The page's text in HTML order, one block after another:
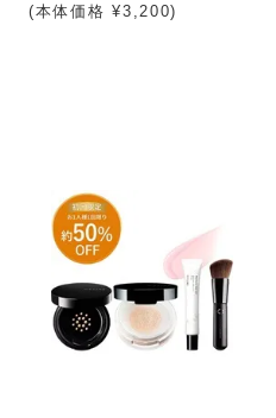
(本体価格 ¥3,200)